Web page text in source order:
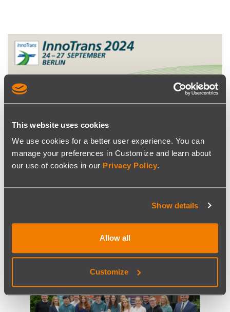
This website uses cookies
We use cookies for a better user experience. You can
manage your preferences in Customize and learn about
our use of cookies in our Privacy Policy.
Show details
Allow all
Customize
SISCOG na Innotrans 2024 com soluções para
mobilidade mais eficiente
internacional de tecnologia de transportes! Visitem-nos em
Berlim, 24-27 ...